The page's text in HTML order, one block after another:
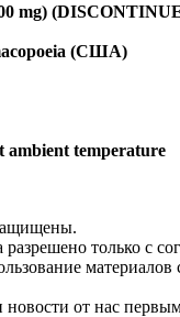
mg)
(США)
ambient temperature
только с
материалов
от нас